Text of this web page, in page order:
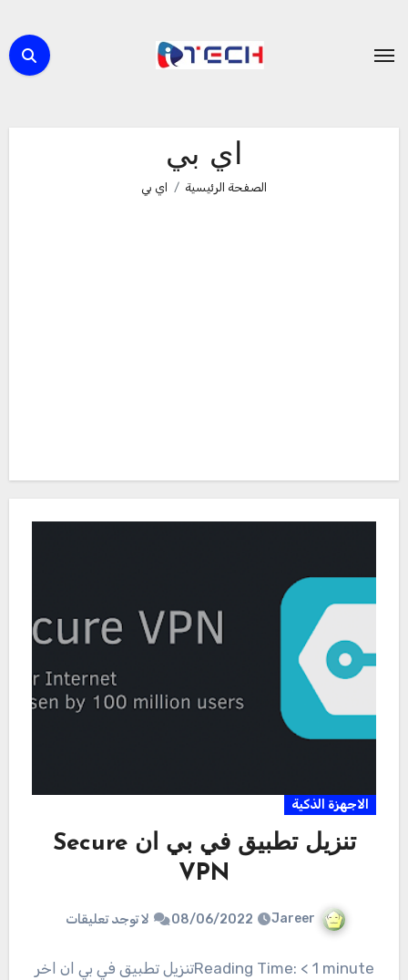
المحتوى
اي بي
الصفحة الرئيسية اي بي
الاجهزة الذكية
تنزيل تطبيق في بي ان Secure
VPN
Jareer
08/06/2022 لا توجد تعليقات
Reading Time: < 1 minuteتنزيل تطبيق في بي ان اخر